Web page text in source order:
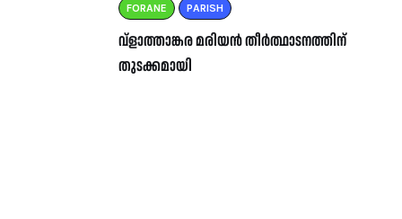
FORANE PARISH
വ്ളാത്താങ്കര മരിയൻ തീർത്ഥാടനത്തിന്
തുടക്കമായി